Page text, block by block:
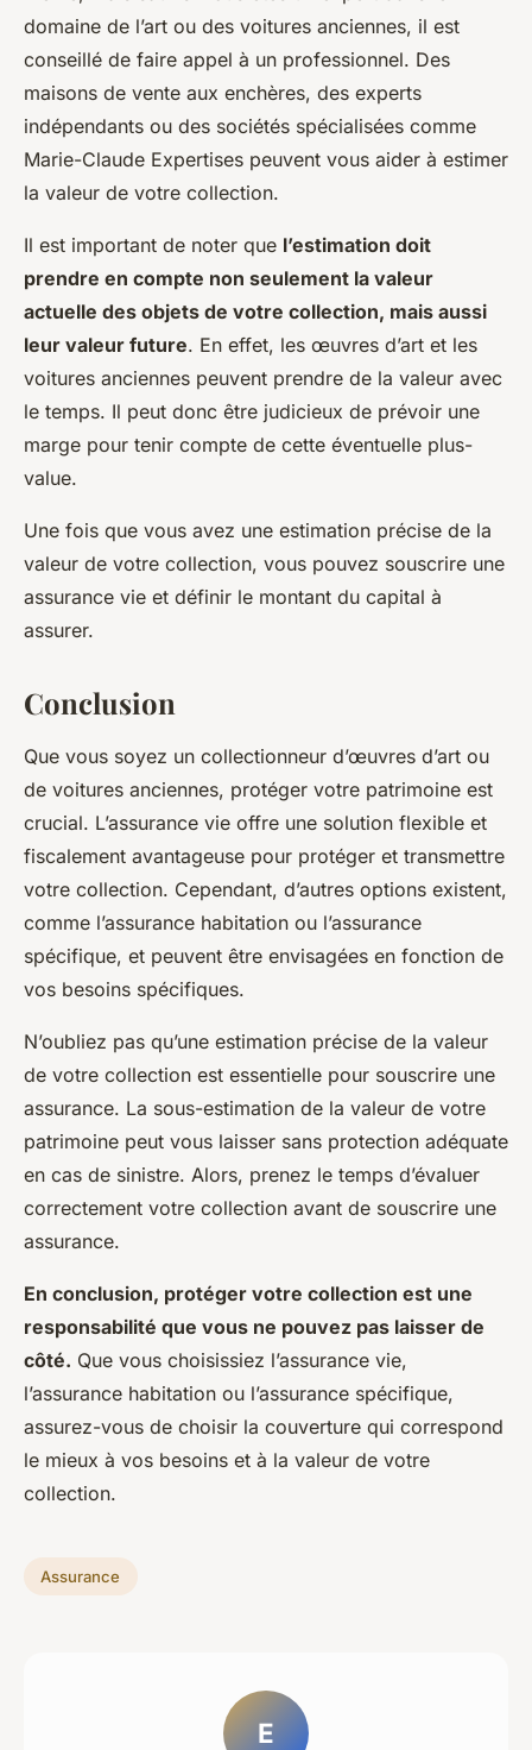
domaine de l’art ou des voitures anciennes, il est
conseillé de faire appel à un professionnel. Des
maisons de vente aux enchères, des experts
indépendants ou des sociétés spécialisées comme
Marie-Claude Expertises peuvent vous aider à estimer
la valeur de votre collection.
Il est important de noter que l’estimation doit
prendre en compte non seulement la valeur
actuelle des objets de votre collection, mais aussi
leur valeur future. En effet, les œuvres d’art et les
voitures anciennes peuvent prendre de la valeur avec
le temps. Il peut donc être judicieux de prévoir une
marge pour tenir compte de cette éventuelle plus-
value.
Une fois que vous avez une estimation précise de la
valeur de votre collection, vous pouvez souscrire une
assurance vie et définir le montant du capital à
assurer.
Conclusion
Que vous soyez un collectionneur d’œuvres d’art ou
de voitures anciennes, protéger votre patrimoine est
crucial. L’assurance vie offre une solution flexible et
fiscalement avantageuse pour protéger et transmettre
votre collection. Cependant, d’autres options existent,
comme l’assurance habitation ou l’assurance
spécifique, et peuvent être envisagées en fonction de
vos besoins spécifiques.
N’oubliez pas qu’une estimation précise de la valeur
de votre collection est essentielle pour souscrire une
assurance. La sous-estimation de la valeur de votre
patrimoine peut vous laisser sans protection adéquate
en cas de sinistre. Alors, prenez le temps d’évaluer
correctement votre collection avant de souscrire une
assurance.
En conclusion, protéger votre collection est une
responsabilité que vous ne pouvez pas laisser de
côté. Que vous choisissiez l’assurance vie,
l’assurance habitation ou l’assurance spécifique,
assurez-vous de choisir la couverture qui correspond
le mieux à vos besoins et à la valeur de votre
collection.
Assurance
E